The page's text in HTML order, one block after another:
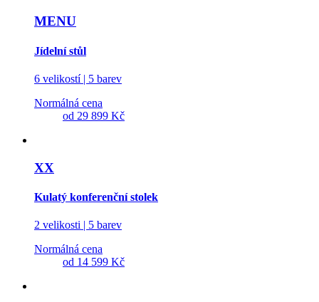
MENU
Jídelní stůl
6 velikostí | 5 barev
Normálná cena
od 29 899 Kč
XX
Kulatý konferenční stolek
2 velikosti | 5 barev
Normálná cena
od 14 599 Kč